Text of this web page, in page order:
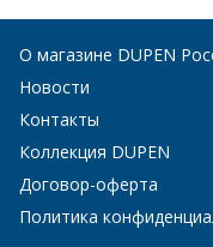
О магазине DUPEN
Новости
Контакты
Коллекция DUPEN
Договор-оферта
Политика